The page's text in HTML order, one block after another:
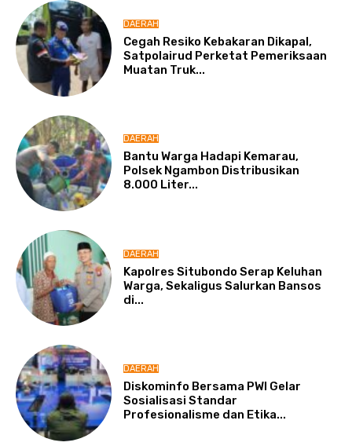
DAERAH
Cegah Resiko Kebakaran Dikapal,
Satpolairud Perketat Pemeriksaan
Muatan Truk...
DAERAH
Bantu Warga Hadapi Kemarau,
Polsek Ngambon Distribusikan
8.000 Liter...
DAERAH
Kapolres Situbondo Serap Keluhan
Warga, Sekaligus Salurkan Bansos
di...
DAERAH
Diskominfo Bersama PWI Gelar
Sosialisasi Standar
Profesionalisme dan Etika...